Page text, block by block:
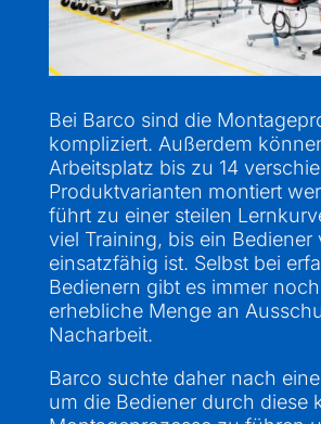
Bei Barco sind die
kompliziert. Außerdem
Arbeitsplatz bis zu 14
Produktvarianten montiert
führt zu einer steilen
viel Training, bis ein Bediener
einsatzfähig ist. Selbst bei
Bedienern gibt es immer
erhebliche Menge an
Nacharbeit.
Barco suchte daher nach
um die Bediener durch diese